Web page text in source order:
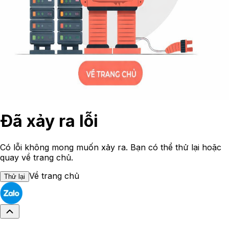
Đã xảy ra lỗi
Có lỗi không mong muốn xảy ra. Bạn có thể thử lại hoặc
quay về trang chủ.
Thử lại Về trang chủ